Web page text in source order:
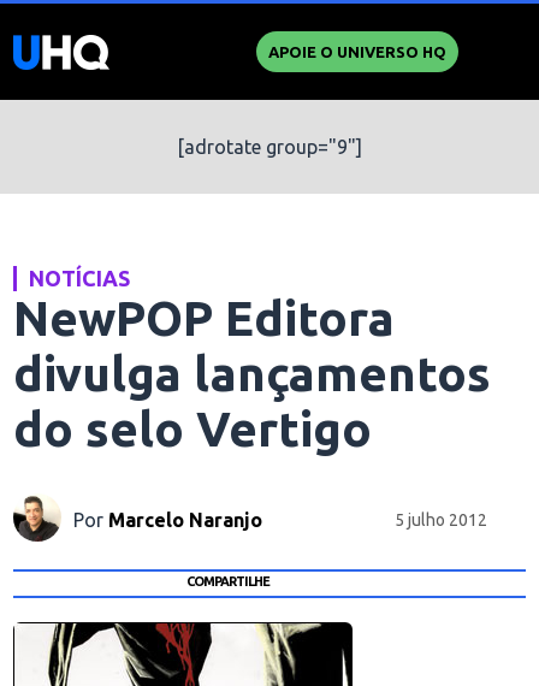
APOIE O UNIVERSO HQ
[adrotate group="9"]
NOTÍCIAS
NewPOP Editora
divulga lançamentos
do selo Vertigo
Por Marcelo Naranjo 5 julho 2012
COMPARTILHE